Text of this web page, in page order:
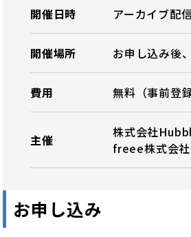
開催日時 アーカイブ配
開催場所 お申し込み後
費用 無料（事前登録
主催
株式会社
freee株式会社
お申し込み